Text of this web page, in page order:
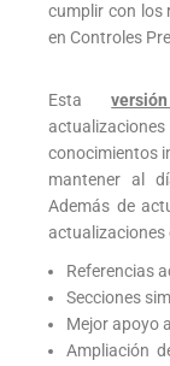
cumplir con los
en Controles
Esta
conocimientos
mantener al
Además de
actualizaciones
Referencias
Secciones
Mejor apoyo
Ampliación